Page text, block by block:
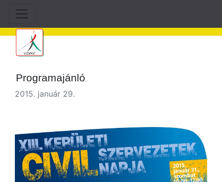
Programajánló
2015. január 29.